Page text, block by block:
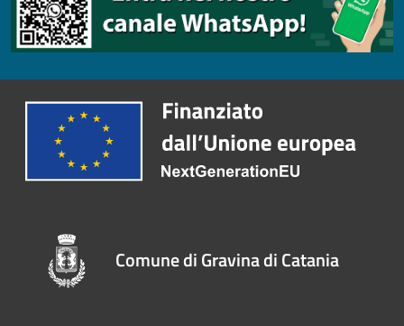
Comune di Gravina di Catania